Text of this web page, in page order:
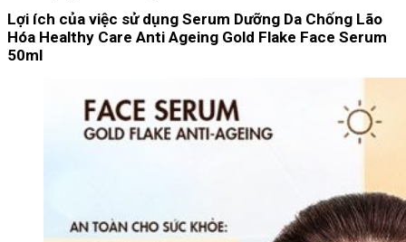
Lợi ích của việc sử dụng Serum Dưỡng Da Chống Lão
Hóa Healthy Care Anti Ageing Gold Flake Face Serum
50ml